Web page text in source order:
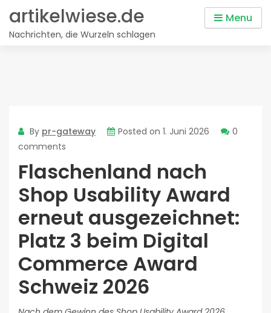
content
artikelwiese.de
Nachrichten, die Wurzeln schlagen
Menu
By pr-gateway Posted on 1. Juni 2026
0
comments
Flaschenland nach
Shop Usability Award
erneut ausgezeichnet:
Platz 3 beim Digital
Commerce Award
Schweiz 2026